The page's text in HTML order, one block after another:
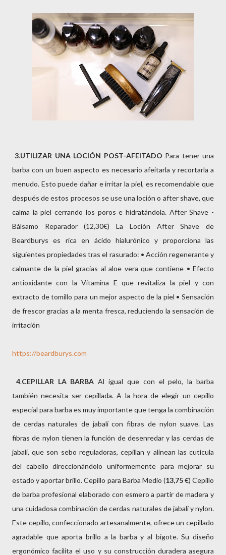
3.UTILIZAR UNA LOCIÓN POST-AFEITADO Para tener una
barba con un buen aspecto es necesario afeitarla y recortarla a
menudo. Esto puede dañar e irritar la piel, es recomendable que
después de estos procesos se use una loción o after shave, que
calma la piel cerrando los poros e hidratándola. After Shave -
Bálsamo Reparador (12,30€) La Loción After Shave de
Beardburys es rica en ácido hialurónico y proporciona las
siguientes propiedades tras el rasurado: • Acción regenerante y
calmante de la piel gracias al aloe vera que contiene • Efecto
antioxidante con la Vitamina E que revitaliza la piel y con
extracto de tomillo para un mejor aspecto de la piel • Sensación
de frescor gracias a la menta fresca, reduciendo la sensación de
irritación
https://beardburys.com
4.CEPILLAR LA BARBA Al igual que con el pelo, la barba
también necesita ser cepillada. A la hora de elegir un cepillo
especial para barba es muy importante que tenga la combinación
de cerdas naturales de jabalí con fibras de nylon suave. Las
fibras de nylon tienen la función de desenredar y las cerdas de
jabalí, que son sebo reguladoras, cepillan y alínean las cutícula
del cabello direccionándolo uniformemente para mejorar su
estado y aportar brillo. Cepillo para Barba Medio (13,75 €) Cepillo
de barba profesional elaborado con esmero a partir de madera y
una cuidadosa combinación de cerdas naturales de jabalí y nylon.
Este cepillo, confeccionado artesanalmente, ofrece un cepillado
agradable que aporta brillo a la barba y al bigote. Su diseño
ergonómico facilita el uso y su construcción duradera asegura